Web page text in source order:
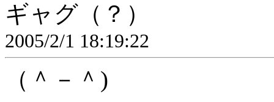
ギャグ（？）
2005/2/1 18:19:22
（＾－＾)